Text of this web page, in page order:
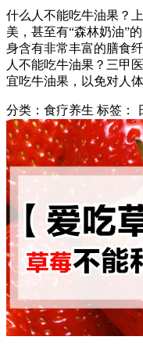
什么人不能吃牛油果？
美，甚至有“森林奶油”
身含有非常丰富的膳食
人不能吃牛油果？三甲
宜吃牛油果，以免对人
分类：食疗养生 标签：